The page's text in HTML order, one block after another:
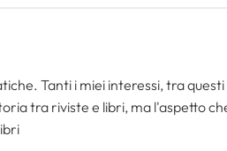
Tanti i miei interessi, tra
tra riviste e libri, ma l'aspetto